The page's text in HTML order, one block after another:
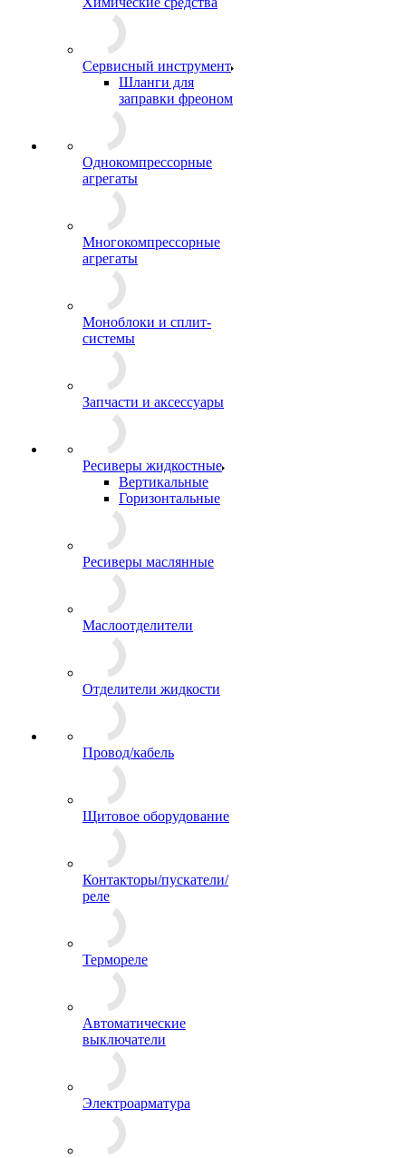
Сервисный инструмент
Шланги для
заправки фреоном
Однокомпрессорные
агрегаты
Многокомпрессорные
агрегаты
Моноблоки и сплит-
системы
Запчасти и аксессуары
Ресиверы жидкостные
Вертикальные
Горизонтальные
Ресиверы маслянные
Маслоотделители
Отделители жидкости
Провод/кабель
Щитовое оборудование
Контакторы/пускатели/
реле
Термореле
Автоматические
выключатели
Электроарматура